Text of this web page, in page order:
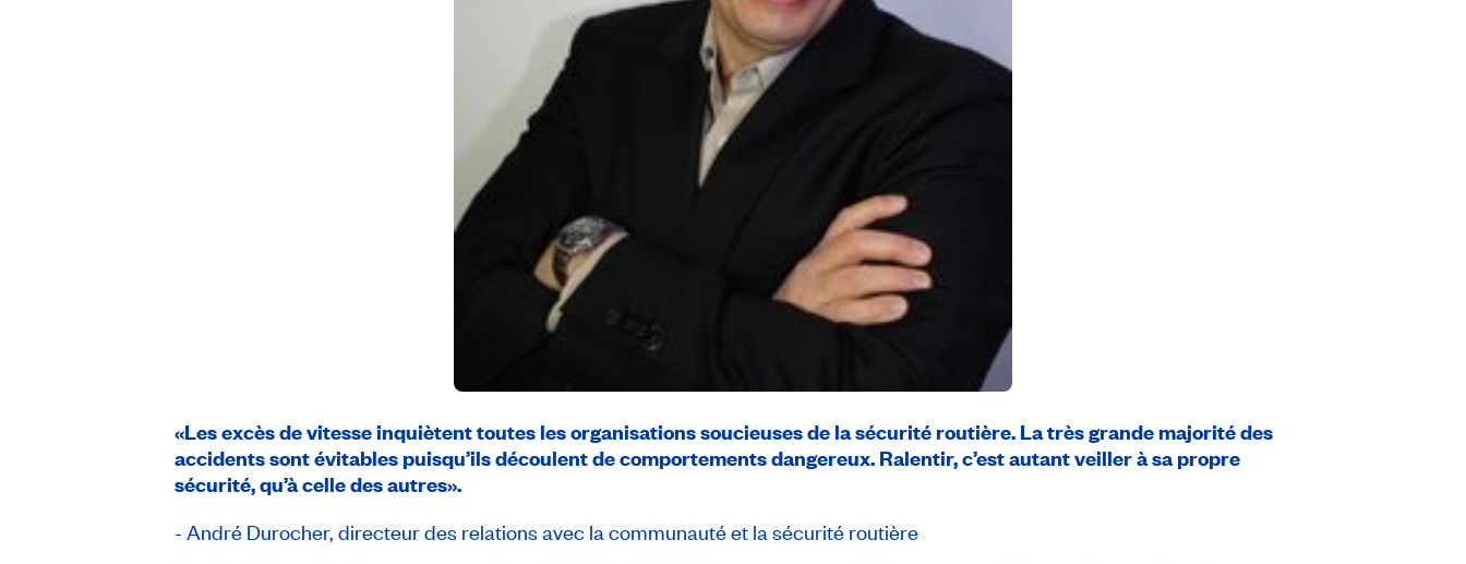
«Les excès de vitesse inquiètent toutes les organisations soucieuses de la sécurité routière. La très grande majorité des
accidents sont évitables puisqu’ils découlent de comportements dangereux. Ralentir, c’est autant veiller à sa propre
sécurité, qu’à celle des autres».
- André Durocher, directeur des relations avec la communauté et la sécurité routière